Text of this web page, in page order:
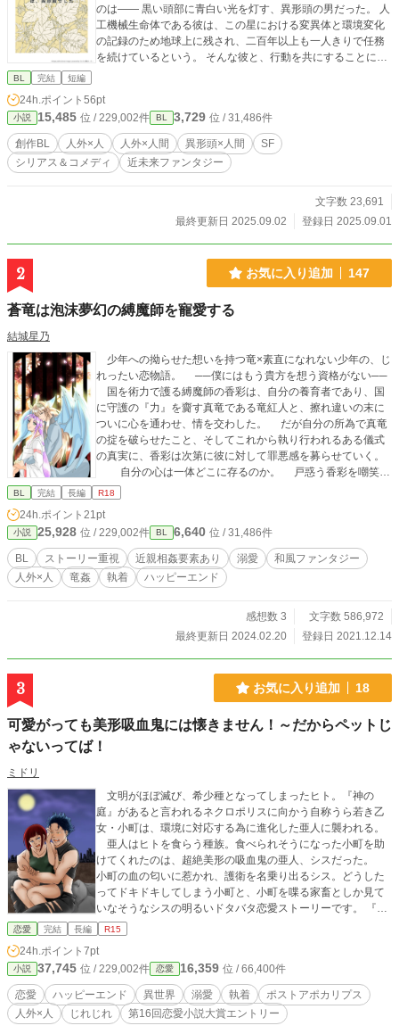
のは―― 黒い頭部に青白い光を灯す、異形頭の男だった。 人
工機械生命体である彼は、この星における変異体と環境変化
の記録のため地球上に残され、二百年以上も一人きりで任務
を続けているという。 そんな彼と、行動を共にすることにな
BL 完結 短編
24h.ポイント 56pt
小説 15,485 位 / 229,002件 BL 3,729 位 / 31,486件
創作BL 人外×人 人外×人間 異形頭×人間
SF
シリアス＆コメディ
近未来ファンタジー
文字数 23,691
最終更新日 2025.09.02
登録日 2025.09.01
2 お気に入り追加 147
蒼竜は泡沫夢幻の縛魔師を寵愛する
結城星乃
少年への拗らせた想いを持つ竜×素直になれない少年の、じ
れったい恋物語。 ──僕にはもう貴方を想う資格がない──
国を術力で護る縛魔師の香彩は、自分の養育者であり、国
に守護の『力』を齎す真竜である竜紅人と、擦れ違いの末に
ついに心を通わせ、情を交わした。 だが自分の所為で真竜
の掟を破らせたこと、そしてこれから執り行われるある儀式
の真実に、香彩は次第に彼に対して罪悪感を募らせていく。
自分の心は一体どこに存るのか。 戸惑う香彩を嘲笑う
かのように、ある事件が起きて──。 焦れったい竜×人の、
り配信中の作品、『竜の御手付き～蒼竜は愛し子への愛に溺
れる～』の続編に当たるお話となります。こちらの作品から
でもお楽しみ頂けますが、前作をお読み頂きますと、よりス
トーリーや世界観をお楽しみ頂けるかと思います。 公式HPは
こちら→https://mugenup-pub.jp/book/b10044860.html ※こ
仔を孕む表現、軽いモブ姦表現があります。苦手な方はご注
BL 完結 長編 R18
24h.ポイント 21pt
小説 25,928 位 / 229,002件 BL 6,640 位 / 31,486件
BL ストーリー重視 近親相姦要素あり 溺愛
和風ファンタジー
人外×人
竜姦 執着 ハッピーエンド
感想数 3
文字数 586,972
最終更新日 2024.02.20
登録日 2021.12.14
3 お気に入り追加 18
可愛がっても美形吸血鬼には懐きません！～だからペットじ
ゃないってば！
ミドリ
文明がほぼ滅び、希少種となってしまったヒト。『神の
庭』があると言われるネクロポリスに向かう自称うら若き乙
女・小町は、環境に対応する為に進化した亜人に襲われる。
亜人はヒトを食らう種族。食べられそうになった小町を助
けてくれたのは、超絶美形の吸血鬼の亜人、シスだった。
小町の血の匂いに惹かれ、護衛を名乗り出るシス。どうした
ってドキドキしてしまう小町と、小町を喋る家畜としか見て
いなそうなシスの明るいドタバタ恋愛ストーリーです。 『神
の庭』とは。小町の目的とは一体。そして亜人とヒトの運命
恋愛 完結 長編 R15
24h.ポイント 7pt
小説 37,745 位 / 229,002件 恋愛 16,359 位 / 66,400件
恋愛 ハッピーエンド 異世界 溺愛 執着
ポストアポカリプス
人外×人
じれじれ 第16回恋愛小説大賞エントリー